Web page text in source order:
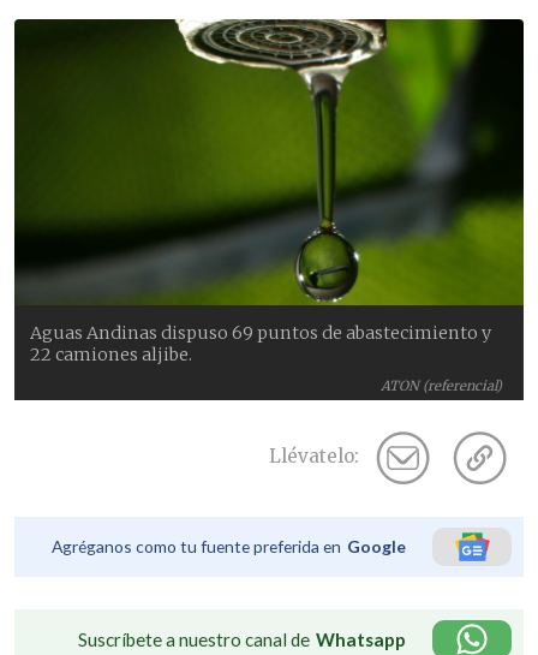
ATON (referencial)
Aguas Andinas dispuso 69 puntos de abastecimiento y
22 camiones aljibe.
Llévatelo:
Agréganos como tu fuente preferida en Google
Suscríbete a nuestro canal de Whatsapp